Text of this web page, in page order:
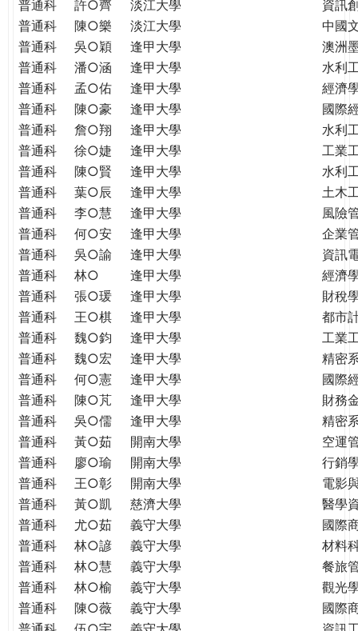
普通科
許○齊 淡江大學
資訊
普通科
陳○樂 淡江大學
中國
普通科
吳○穎 逢甲大學
澳洲
普通科
潘○涵 逢甲大學
水利
普通科
孟○佑 逢甲大學
經濟
普通科
陳○豪 逢甲大學
國際
普通科
詹○翔 逢甲大學
水利
普通科
徐○婕 逢甲大學
工業
普通科
陳○賢 逢甲大學
水利
普通科
葉○辰 逢甲大學
土木
普通科
李○慧 逢甲大學
風險
普通科
何○安 逢甲大學
企業
普通科
吳○諭 逢甲大學
資訊
普通科
林○ 逢甲大學
經濟
普通科
張○瑗 逢甲大學
財稅
普通科
王○棋 逢甲大學
都市
普通科
魏○鈞 逢甲大學
工業
普通科
魏○宏 逢甲大學
精密
普通科
何○憲 逢甲大學
國際
普通科
陳○芃 逢甲大學
財務
普通科
吳○儒 逢甲大學
精密
普通科
黃○茹 開南大學
空運
普通科
廖○瑜 開南大學
行銷
普通科
王○彰 開南大學
電影
普通科
黃○凱 慈濟大學
醫學
普通科
尤○茹 義守大學
國際
普通科
林○諺 義守大學
材料
普通科
林○慧 義守大學
餐旅
普通科
林○榆 義守大學
觀光
普通科
陳○薇 義守大學
國際